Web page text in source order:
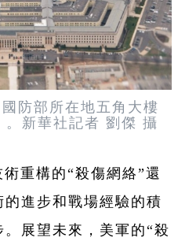
防部所在地五角大樓
。新華社記者 劉傑 攝
重構的“殺傷網絡”還
進步和戰場經驗的積
展望未來，美軍的“殺